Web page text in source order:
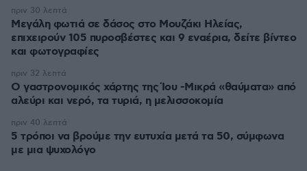
Μεγάλη φωτιά σε δάσος στο Μουζάκι Ηλείας,
επιχειρούν 105 πυροσβέστες και 9 εναέρια, δείτε βίντεο
και φωτογραφίες
πριν 30 λεπτά
Ο γαστρονομικός χάρτης της Ίου -Μικρά «θαύματα» από
αλεύρι και νερό, τα τυριά, η μελισσοκομία
πριν 32 λεπτά
5 τρόποι να βρούμε την ευτυχία μετά τα 50, σύμφωνα
με μια ψυχολόγο
πριν 40 λεπτά